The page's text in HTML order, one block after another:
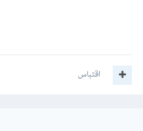
اقتباس